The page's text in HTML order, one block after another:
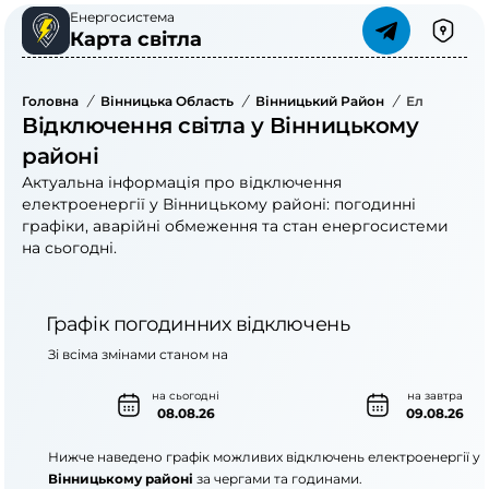
Енергосистема
Карта світла
Головна / Вінницька Область / Вінницький Район /
Відключення світла у Вінницькому
районі
Актуальна інформація про відключення
електроенергії у Вінницькому районі: погодинні
графіки, аварійні обмеження та стан енергосистеми
на сьогодні.
Графік погодинних відключень
на сьогодні
08.08.26
на завтра
09.08.26
Зі всіма змінами станом на
Нижче наведено графік можливих відключень електроенергії у
Вінницькому районі за чергами та годинами.